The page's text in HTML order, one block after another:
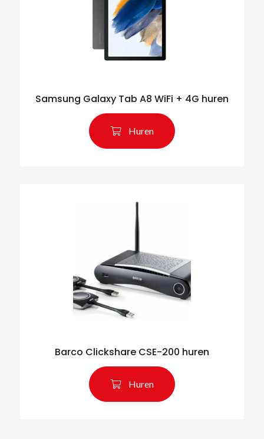
Samsung Galaxy Tab A8 WiFi + 4G huren
Huren
Barco Clickshare CSE-200 huren
Huren